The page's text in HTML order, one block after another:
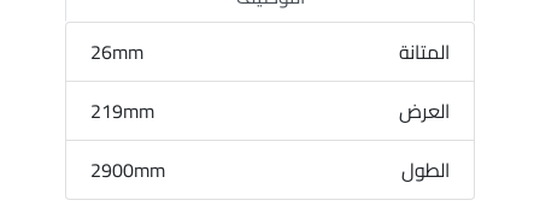
المتانة
26mm
العرض
219mm
الطول
2900mm